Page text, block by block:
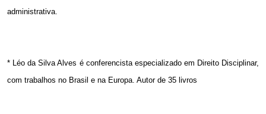
administrativa.
* Léo da Silva Alves é conferencista especializado em Direito Disciplinar,
com trabalhos no Brasil e na Europa. Autor de 35 livros